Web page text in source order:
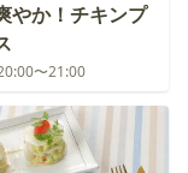
やか！チキンプ
〜21:00